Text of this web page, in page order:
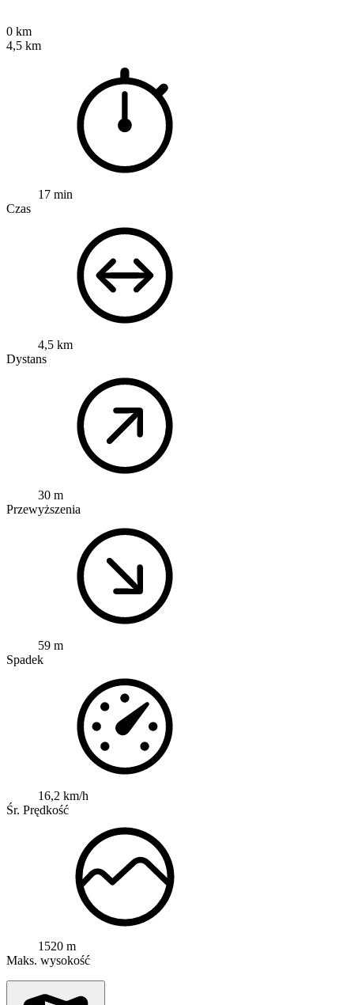
0 km
4,5 km
17 min
Czas
4,5 km
Dystans
30 m
Przewyższenia
59 m
Spadek
16,2 km/h
Śr. Prędkość
1520 m
Maks. wysokość